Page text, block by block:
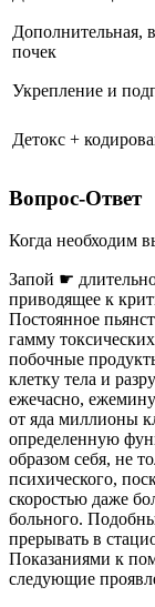
Дополнительная,
почек
Укрепление и
Детокс +
Вопрос-Ответ
Когда необходим
Запой ☛
приводящее к
Постоянное
гамму
побочные
клетку тела и
ежечасно,
от яда миллионы
определенную
образом себя, не
психического,
скоростью даже
больного.
прерывать в
Показаниями к
следующие